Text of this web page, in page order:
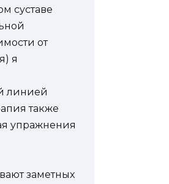
суставе
от
я
линией
также
упражнения
заметных